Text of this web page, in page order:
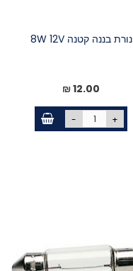
נורת בננה קטנה 8W 12V
12.00 ₪
- +